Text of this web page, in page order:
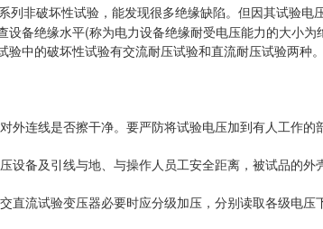
列非破坏性试验，能发现很多绝缘缺陷。但因其试验
备绝缘水平(称为电力设备绝缘耐受电压能力的大小
中的破坏性试验有交流耐压试验和直流耐压试验两种
连线是否擦干净。要严防将试验电压加到有人工作的
备及引线与地、与操作人员工安全距离，被试品的外
流试验变压器必要时应分级加压，分别读取各级电压